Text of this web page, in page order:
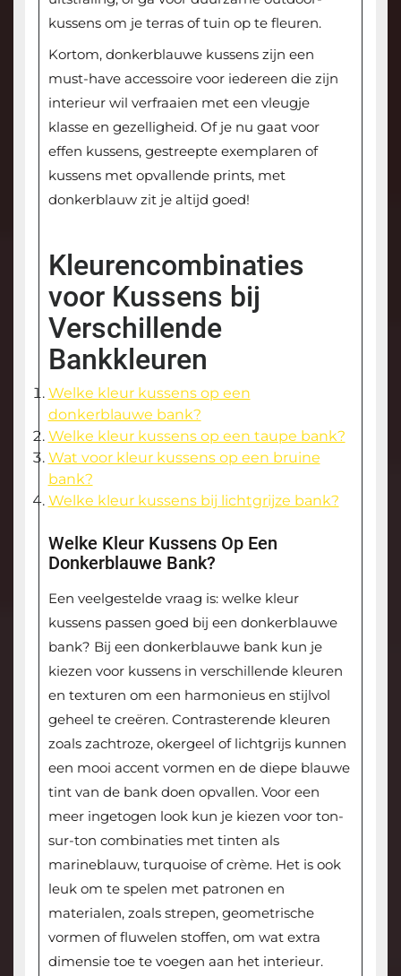
kussens om je terras of tuin op te fleuren.
Kortom, donkerblauwe kussens zijn een
must-have accessoire voor iedereen die zijn
interieur wil verfraaien met een vleugje
klasse en gezelligheid. Of je nu gaat voor
effen kussens, gestreepte exemplaren of
kussens met opvallende prints, met
donkerblauw zit je altijd goed!
Kleurencombinaties
voor Kussens bij
Verschillende
Bankkleuren
Welke kleur kussens op een
donkerblauwe bank?
Welke kleur kussens op een taupe bank?
Wat voor kleur kussens op een bruine
bank?
Welke kleur kussens bij lichtgrijze bank?
Welke Kleur Kussens Op Een
Donkerblauwe Bank?
Een veelgestelde vraag is: welke kleur
kussens passen goed bij een donkerblauwe
bank? Bij een donkerblauwe bank kun je
kiezen voor kussens in verschillende kleuren
en texturen om een harmonieus en stijlvol
geheel te creëren. Contrasterende kleuren
zoals zachtroze, okergeel of lichtgrijs kunnen
een mooi accent vormen en de diepe blauwe
tint van de bank doen opvallen. Voor een
meer ingetogen look kun je kiezen voor ton-
sur-ton combinaties met tinten als
marineblauw, turquoise of crème. Het is ook
leuk om te spelen met patronen en
materialen, zoals strepen, geometrische
vormen of fluwelen stoffen, om wat extra
dimensie toe te voegen aan het interieur.